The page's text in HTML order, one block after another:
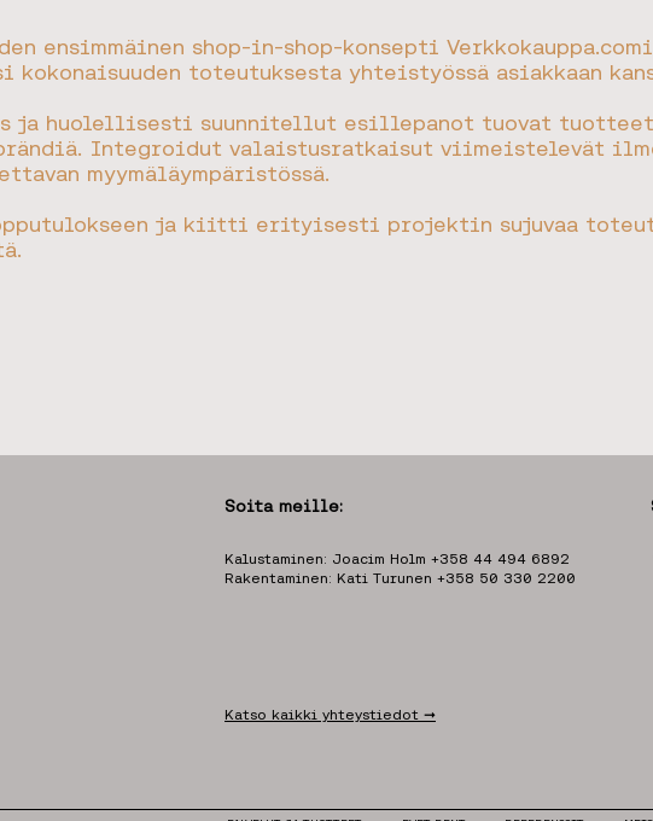
ensimmäinen shop-in-shop-konsepti
kokonaisuuden toteutuksesta yhteistyössä asiakkaan
ja huolellisesti suunnitellut esillepanot tuovat
Integroidut valaistusratkaisut viimeistelevät
myymäläympäristössä.
ja kiitti erityisesti projektin sujuvaa
Soita meille:
Kalustaminen: Joacim Holm +358 44 494 6892
Rakentaminen: Kati Turunen +358 50 330 2200
Katso kaikki yhteystiedot ➞